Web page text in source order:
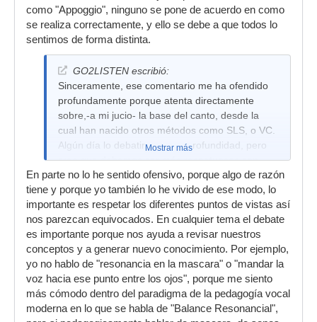
como "Appoggio", ninguno se pone de acuerdo en como
se realiza correctamente, y ello se debe a que todos lo
sentimos de forma distinta.
GO2LISTEN escribió:
Sinceramente, ese comentario me ha ofendido
profundamente porque atenta directamente
sobre,-a mi jucio- la base del canto, desde la
cual han nacido otros métodos como SLS, o VC.
Algún día lo debatiremos en profundidad, pero
creo que debemos ser más respetuosos con
ciertas denominaciones a aspectos tan
auténticos como a la técnica italiana y operística
que a día de hoy, poca gente saber impartir.
Mostrar más
En parte no lo he sentido ofensivo, porque algo de razón
tiene y porque yo también lo he vivido de ese modo, lo
importante es respetar los diferentes puntos de vistas así
nos parezcan equivocados. En cualquier tema el debate
es importante porque nos ayuda a revisar nuestros
conceptos y a generar nuevo conocimiento. Por ejemplo,
yo no hablo de "resonancia en la mascara" o "mandar la
voz hacia ese punto entre los ojos", porque me siento
más cómodo dentro del paradigma de la pedagogía vocal
moderna en lo que se habla de "Balance Resonancial",